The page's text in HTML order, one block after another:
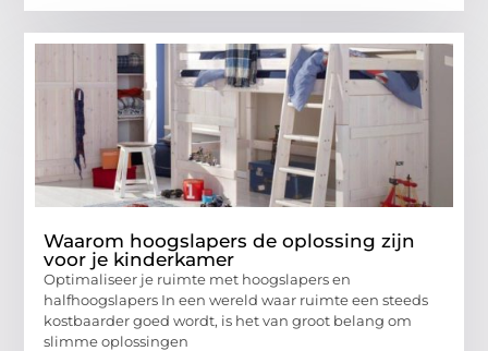
Waarom hoogslapers de oplossing zijn
voor je kinderkamer
Optimaliseer je ruimte met hoogslapers en
halfhoogslapers In een wereld waar ruimte een steeds
kostbaarder goed wordt, is het van groot belang om
slimme oplossingen